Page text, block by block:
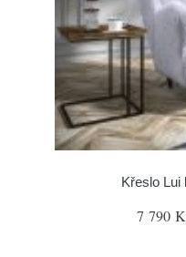
Křeslo Lui
7 790